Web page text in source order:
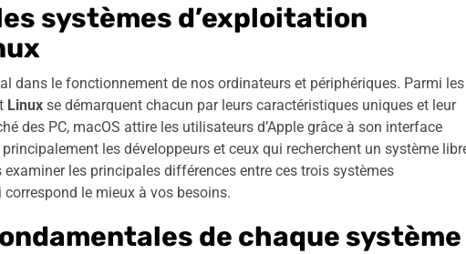
systèmes d’exploitation
dans le fonctionnement de nos ordinateurs et périphériques. Parmi les
Linux se démarquent chacun par leurs caractéristiques uniques et leur
des PC, macOS attire les utilisateurs d’Apple grâce à son interface
les développeurs et ceux qui recherchent un système
les principales différences entre ces trois systèmes
le mieux à vos besoins.
de chaque système